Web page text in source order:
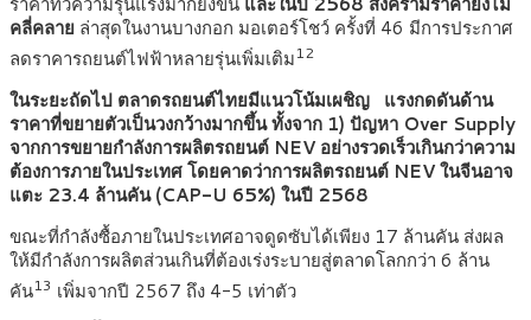
คลี่คลาย ล่าสุดในงานบางกอก มอเตอร์โชว์ ครั้งที่ 46 มีการประกาศ
ลดราคารถยนต์ไฟฟ้าหลายรุ่นเพิ่มเติม12
ในระยะถัดไป ตลาดรถยนต์ไทยมีแนวโน้มเผชิญ แรงกดดันด้าน
ราคาที่ขยายตัวเป็นวงกว้างมากขึ้น ทั้งจาก 1) ปัญหา Over Supply
จากการขยายกำลังการผลิตรถยนต์ NEV อย่างรวดเร็วเกินกว่าความ
ต้องการภายในประเทศ โดยคาดว่าการผลิตรถยนต์ NEV ในจีนอาจ
แตะ 23.4 ล้านคัน (CAP-U 65%) ในปี 2568
ขณะที่กำลังซื้อภายในประเทศอาจดูดซับได้เพียง 17 ล้านคัน ส่งผล
ให้มีกำลังการผลิตส่วนเกินที่ต้องเร่งระบายสู่ตลาดโลกกว่า 6 ล้าน
คัน13 เพิ่มจากปี 2567 ถึง 4-5 เท่าตัว